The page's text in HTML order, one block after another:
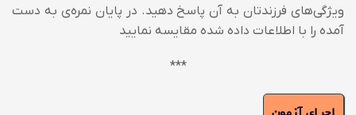
ویژگی‌های فرزندتان به آن پاسخ دهید. در پایان نمره‌ی به دست
آمده را با اطلاعات داده شده مقایسه نمایید
***